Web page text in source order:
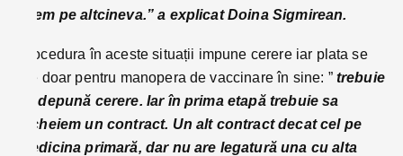
avem pe altcineva.” a explicat Doina Sigmirean.
Procedura în aceste situații impune cerere iar plata se
fae doar pentru manopera de vaccinare în sine: ”trebuie
să depună cerere. Iar în prima etapă trebuie sa
incheiem un contract. Un alt contract decat cel pe
medicina primară, dar nu are legatură una cu alta